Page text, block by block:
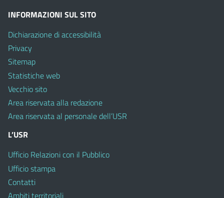
INFORMAZIONI SUL SITO
Dichiarazione di accessibilità
Privacy
Sitemap
Statistiche web
Vecchio sito
Area riservata alla redazione
Area riservata al personale dell’USR
L’USR
Ufficio Relazioni con il Pubblico
Ufficio stampa
Contatti
Ambiti territoriali